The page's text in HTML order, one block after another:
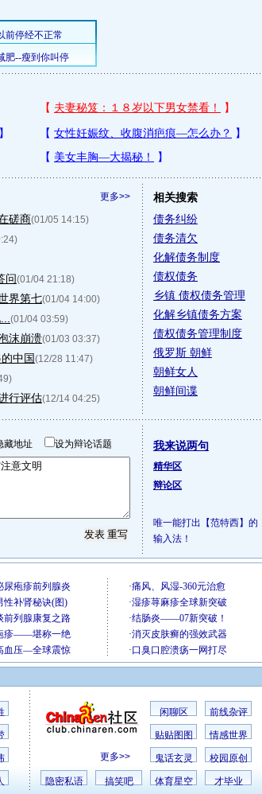
更多>>
磋商(01/05 14:15)
问(01/04 21:18)
界第七(01/04 14:00)
(01/04 03:59)
沫崩溃(01/03 03:37)
中国(12/28 11:47)
行评估(12/14 04:25)
相关搜索
债务纠纷
债务清欠
化解债务制度
债权债务
乡镇 债权债务管理
化解乡镇债务方案
债权债务管理制度
俄罗斯 朝鲜
朝鲜女人
朝鲜间谍
藏地址 设为辩论话题 我来说两句
精华区
辩论区
唯一能打出【范特西】的
输入法！
更多>>
闲聊区 前线杂评
贴贴图图 情感世界
鬼话玄灵 校园原创
隐密私语 搞笑吧 体育星空 才毕业